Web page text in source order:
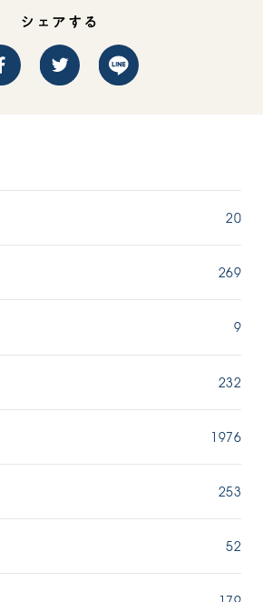
広島
シェアする
20
269
9
232
1976
253
52